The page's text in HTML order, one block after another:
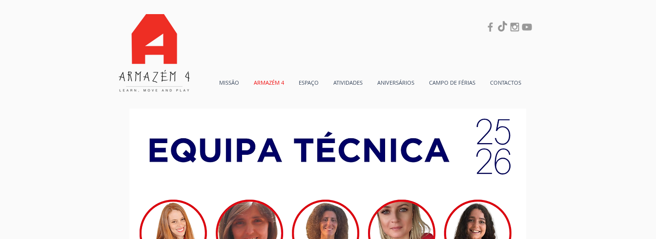
MISSÃO ARMAZÉM 4 ESPAÇO ATIVIDADES ANIVERSÁRIOS CAMPO DE FÉRIAS CONTACTOS